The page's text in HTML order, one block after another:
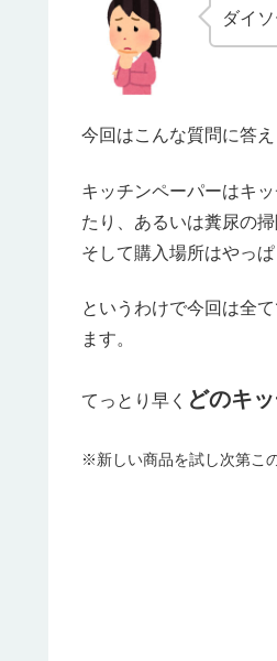
ダイ
今回はこんな質問に答え
キッチンペーパーはキ
たり、あるいは糞尿の
そして購入場所はやっ
というわけで今回は全
ます。
てっとり早く どのキ
※新しい商品を試し次第こ